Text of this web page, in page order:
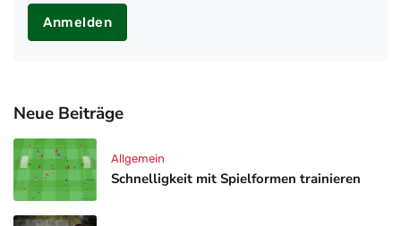
Anmelden
Neue Beiträge
Schnelligkeit mit Spielformen trainieren
Allgemein